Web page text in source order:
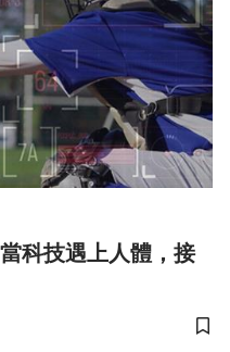
科技遇上人體，接
儲